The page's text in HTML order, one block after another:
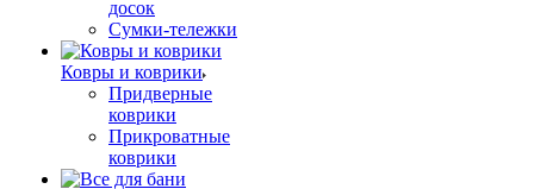
досок
Сумки-тележки
Ковры и коврики
Придверные
коврики
Прикроватные
коврики